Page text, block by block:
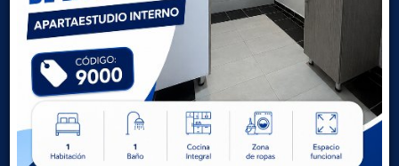
Todas las ciudades
AVANZADA